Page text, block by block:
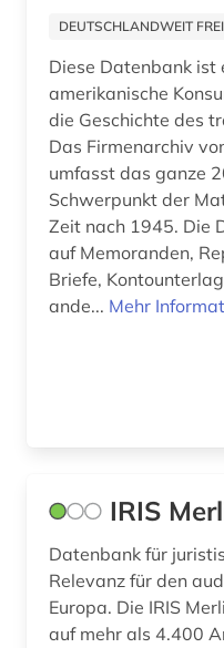
DEUTSCHLANDWEIT
Diese Datenbank ist
amerikanische
die Geschichte des
Das Firmenarchiv
umfasst das ganze
Schwerpunkt der
Zeit nach 1945. Die
auf Memoranden,
Briefe,
ande... Mehr
IRIS
Datenbank für
Relevanz für den
Europa. Die IRIS Merlin Datenbank bietet Zugriff
auf mehr als 4.400